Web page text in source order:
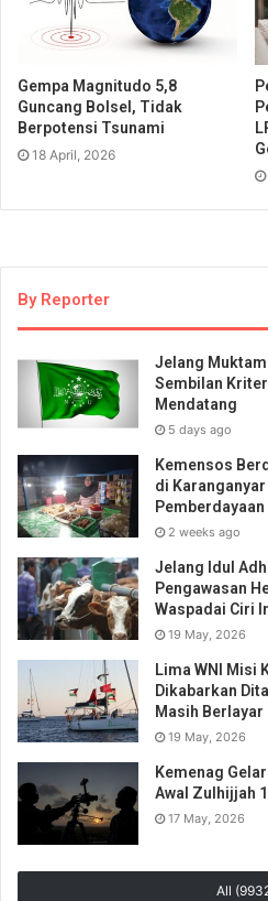
Gempa Magnitudo 5,8
Guncang Bolsel, Tidak
Berpotensi Tsunami
18 April, 2026
By Reporter
Jelang
Sembilan
Mendatang
5 days ago
Kemensos
di
2 weeks ago
Jelang Idul
Pengawasan
Waspadai Ciri
19 May, 2026
Lima WNI Misi
Dikabarkan
Masih Berlayar
19 May, 2026
Kemenag
Awal Zulhijjah
17 May, 2026
All